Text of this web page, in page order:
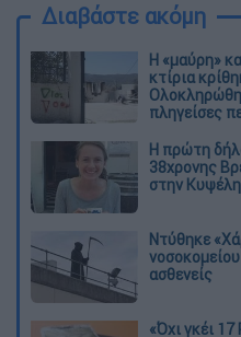
Διαβάστε ακόμη
Η «μαύρη»
κτίρια
πληγείσες
Η πρώτη
38χρονης
στην Κυψέλη
Ντύθηκε
ασθενείς
«Όχι γκέι